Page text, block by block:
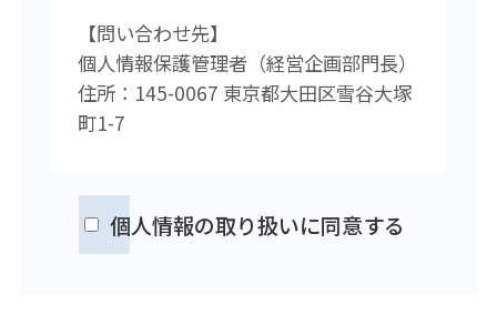
【問い合わせ先】
個人情報保護管理者（経営企画部門長）
住所：145-0067 東京都大田区雪谷大塚
町1-7
個人情報の取り扱いに同意する